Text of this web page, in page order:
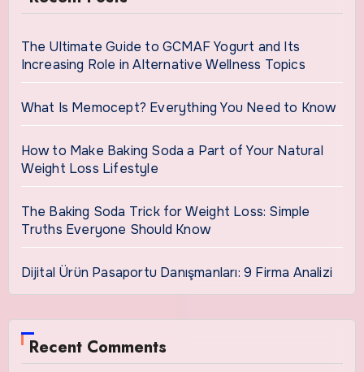
The Ultimate Guide to GCMAF Yogurt and Its
Increasing Role in Alternative Wellness Topics
What Is Memocept? Everything You Need to Know
How to Make Baking Soda a Part of Your Natural
Weight Loss Lifestyle
The Baking Soda Trick for Weight Loss: Simple
Truths Everyone Should Know
Dijital Ürün Pasaportu Danışmanları: 9 Firma Analizi
Recent Comments